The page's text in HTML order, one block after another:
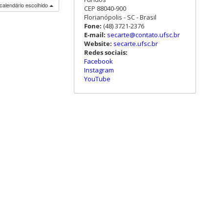
escolhido
CEP 88040-900
Florianópolis - SC - Brasil
Fone: (48) 3721-2376
E-mail: secarte@contato.ufsc.br
Website: secarte.ufsc.br
Redes sociais:
Facebook
Instagram
YouTube